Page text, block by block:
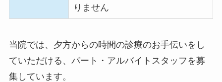
りません
当院では、夕方からの時間の診療のお手伝いをし
ていただける、パート・アルバイトスタッフを募
集しています。